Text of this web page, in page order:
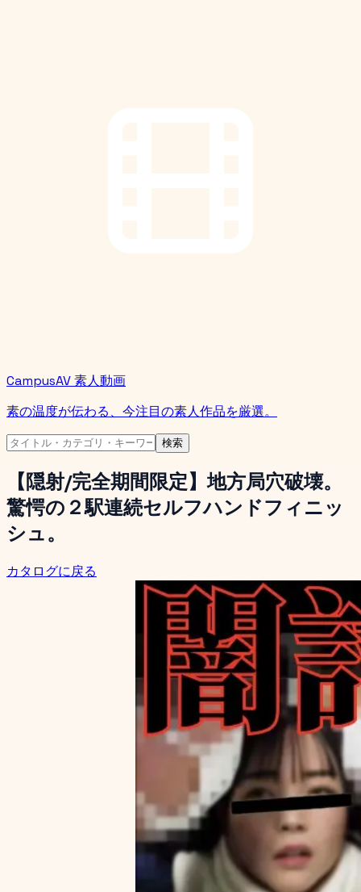
CampusAV 素人動画
素の温度が伝わる、今注目の素人作品を厳選。
検索
【隠射/完全期間限定】地方局穴破壊。
驚愕の２駅連続セルフハンドフィニッ
シュ。
カタログに戻る